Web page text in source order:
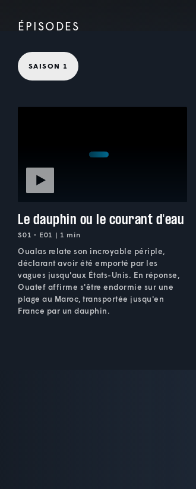
ÉPISODES
SAISON 1
Le dauphin ou le courant d'eau
S01 • E01 | 1 min
Oualas relate son incroyable périple,
déclarant avoir été emporté par les
vagues jusqu'aux États-Unis. En réponse,
Ouatef affirme s'être endormie sur une
plage au Maroc, transportée jusqu'en
France par un dauphin.